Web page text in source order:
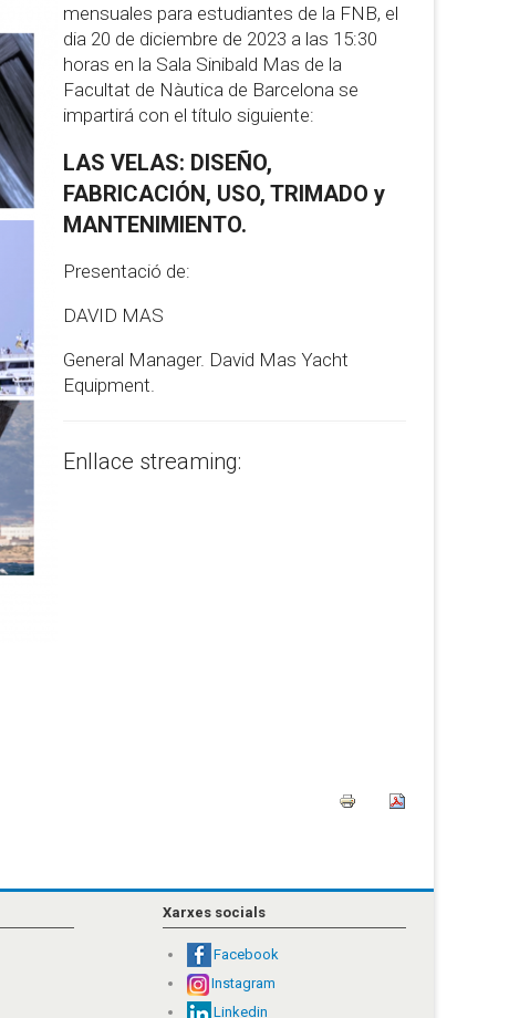
mensuales para estudiantes de la FNB, el
dia 20 de diciembre de 2023 a las 15:30
horas en la Sala Sinibald Mas de la
Facultat de Nàutica de Barcelona se
impartirá con el título siguiente:
LAS VELAS: DISEÑO,
FABRICACIÓN, USO, TRIMADO y
MANTENIMIENTO.
Presentació de:
DAVID MAS
General Manager. David Mas Yacht
Equipment.
Enllace streaming:
Xarxes socials
Facebook
Instagram
Linkedin